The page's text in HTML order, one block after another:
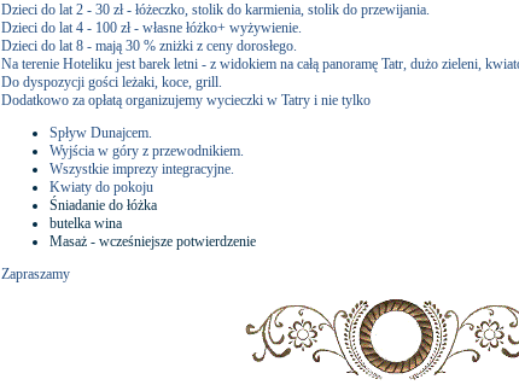
Dzieci do lat 2 - 30 zł - łóżeczko, stolik do karmienia, stolik do przewijania.
Dzieci do lat 4 - 100 zł - własne łóżko+ wyżywienie.
Dzieci do lat 8 - mają 30 % zniżki z ceny dorosłego.
Na terenie Hoteliku jest barek letni - z widokiem na całą panoramę Tatr, dużo zieleni,
Do dyspozycji gości leżaki, koce, grill.
Dodatkowo za opłatą organizujemy wycieczki w Tatry i nie tylko
Spływ Dunajcem.
Wyjścia w góry z przewodnikiem.
Wszystkie imprezy integracyjne.
Kwiaty do pokoju
Śniadanie do łóżka
butelka wina
Masaż - wcześniejsze potwierdzenie
Zapraszamy